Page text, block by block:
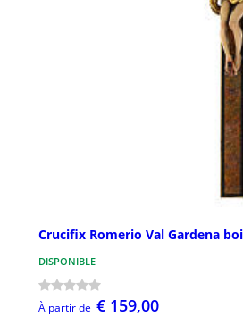
Crucifix Romerio Val Gardena
DISPONIBLE
À partir de € 159,00